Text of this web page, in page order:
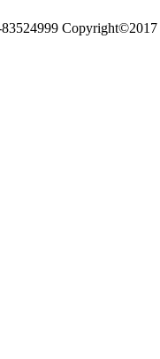
Copyright©2017